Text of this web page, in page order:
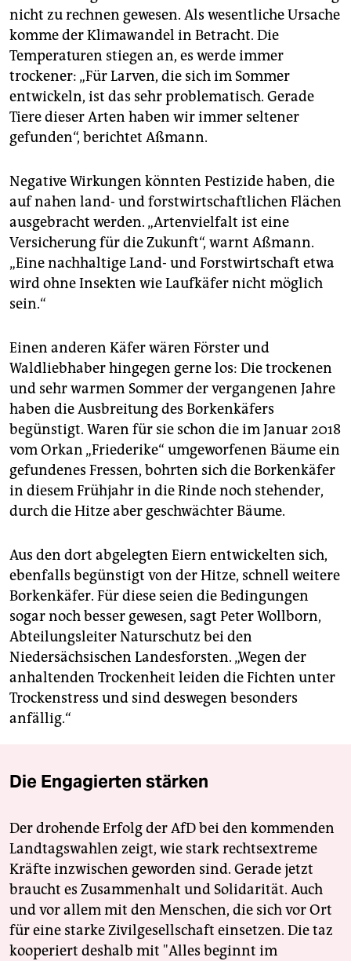
nicht zu rechnen gewesen. Als wesentliche Ursache
komme der Klimawandel in Betracht. Die
Temperaturen stiegen an, es werde immer
trockener: „Für Larven, die sich im Sommer
entwickeln, ist das sehr problematisch. Gerade
Tiere dieser Arten haben wir immer seltener
gefunden“, berichtet Aßmann.
Negative Wirkungen könnten Pestizide haben, die
auf nahen land- und forstwirtschaftlichen Flächen
ausgebracht werden. „Artenvielfalt ist eine
Versicherung für die Zukunft“, warnt Aßmann.
„Eine nachhaltige Land- und Forstwirtschaft etwa
wird ohne Insekten wie Laufkäfer nicht möglich
sein.“
Einen anderen Käfer wären Förster und
Waldliebhaber hingegen gerne los: Die trockenen
und sehr warmen Sommer der vergangenen Jahre
haben die Ausbreitung des Borkenkäfers
begünstigt. Waren für sie schon die im Januar 2018
vom Orkan „Friederike“ umgeworfenen Bäume ein
gefundenes Fressen, bohrten sich die Borkenkäfer
in diesem Frühjahr in die Rinde noch stehender,
durch die Hitze aber geschwächter Bäume.
Aus den dort abgelegten Eiern entwickelten sich,
ebenfalls begünstigt von der Hitze, schnell weitere
Borkenkäfer. Für diese seien die Bedingungen
sogar noch besser gewesen, sagt Peter Wollborn,
Abteilungsleiter Naturschutz bei den
Niedersächsischen Landesforsten. „Wegen der
anhaltenden Trockenheit leiden die Fichten unter
Trockenstress und sind deswegen besonders
anfällig.“
Die Engagierten stärken
Der drohende Erfolg der AfD bei den kommenden
Landtagswahlen zeigt, wie stark rechtsextreme
Kräfte inzwischen geworden sind. Gerade jetzt
braucht es Zusammenhalt und Solidarität. Auch
und vor allem mit den Menschen, die sich vor Ort
für eine starke Zivilgesellschaft einsetzen. Die taz
kooperiert deshalb mit "Alles beginnt im